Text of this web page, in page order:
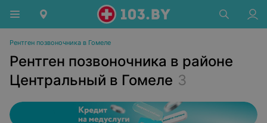
Рентген позвоночника в Гомеле
Рентген позвоночника в районе
Центральный в Гомеле 3